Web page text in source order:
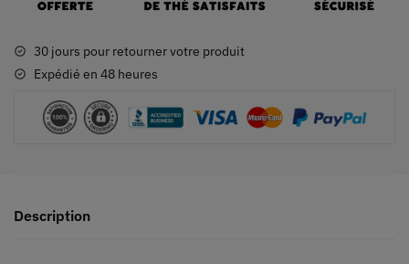
30 jours pour retourner votre produit
Expédié en 48 heures
Description